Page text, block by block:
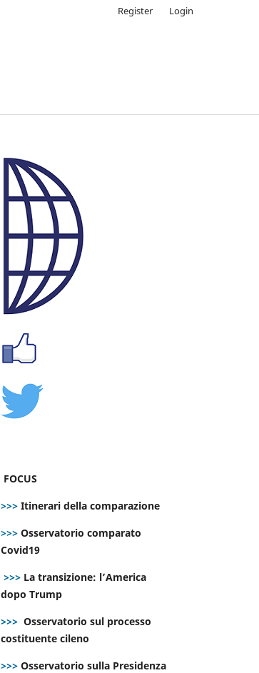
Register Login
FOCUS
>>> Itinerari della comparazione
>>> Osservatorio comparato
Covid19
>>> La transizione: l’America
dopo Trump
>>> Osservatorio sul processo
costituente cileno
>>> Osservatorio sulla Presidenza